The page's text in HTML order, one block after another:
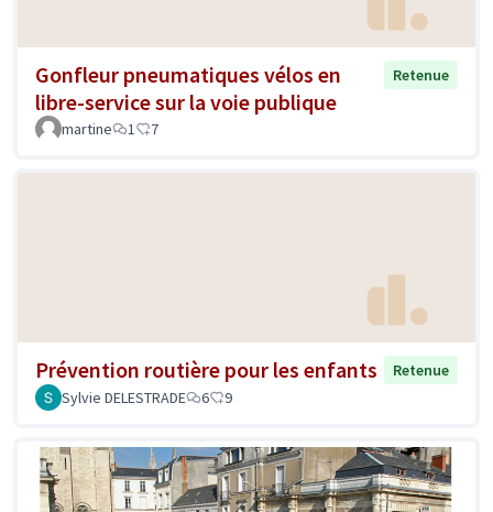
Gonfleur pneumatiques vélos en
libre-service sur la voie publique
Retenue
martine 1 7
Prévention routière pour les enfants
Retenue
Sylvie DELESTRADE
6 9